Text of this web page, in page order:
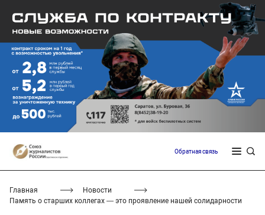
Обратная связь
Главная
Новости
Память о старших коллегах — это проявление нашей солидарности